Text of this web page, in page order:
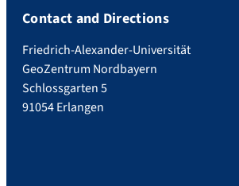
Contact and Directions
Friedrich-Alexander-Universität
GeoZentrum Nordbayern
Schlossgarten 5
91054 Erlangen